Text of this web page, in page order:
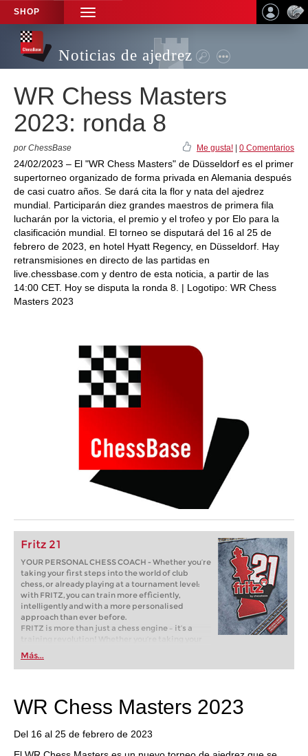
SHOP
TOGGLE
NAVIGATION
Noticias de ajedrez
WR Chess Masters
2023: ronda 8
por ChessBase Me gusta! 0 Comentarios
24/02/2023 – El "WR Chess Masters" de Düsseldorf es el primer
supertorneo organizado de forma privada en Alemania después
de casi cuatro años. Se dará cita la flor y nata del ajedrez
mundial. Participarán diez grandes maestros de primera fila
lucharán por la victoria, el premio y el trofeo y por Elo para la
clasificación mundial. El torneo se disputará del 16 al 25 de
febrero de 2023, en hotel Hyatt Regency, en Düsseldorf. Hay
retransmisiones en directo de las partidas en
live.chessbase.com y dentro de esta noticia, a partir de las
14:00 CET. Hoy se disputa la ronda 8. | Logotipo: WR Chess
Masters 2023
Fritz 21
YOUR PERSONAL CHESS COACH - Whether you’re
taking your first steps into the world of club
chess, or already playing at a tournament level:
with FRITZ, you can train more efficiently,
intelligently and with a more personalised
approach than ever before.
FRITZ is more than just a chess engine – it’s a
training revolution! Whether you’re taking your
first steps into the world of club chess, or already
playing at a tournament level: with FRITZ, you can
train more efficiently, intelligently and with a
Más...
WR Chess Masters 2023
Del 16 al 25 de febrero de 2023